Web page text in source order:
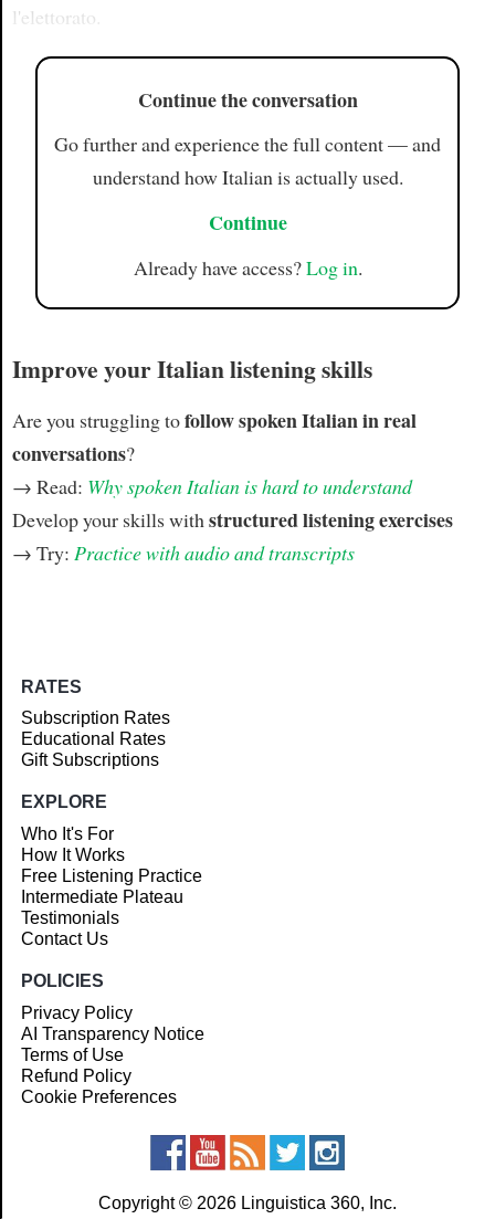
l'elettorato.
Continue the conversation
Go further and experience the full content — and
understand how Italian is actually used.
Continue
Already have access?Log in.
Improve your Italian listening skills
Are you struggling tofollow spoken Italian in real
conversations?
→ Read: Why spoken Italian is hard to understand
Develop your skills withstructured listening exercises
→ Try: Practice with audio and transcripts
RATES
Subscription Rates
Educational Rates
Gift Subscriptions
EXPLORE
Who It's For
How It Works
Free Listening Practice
Intermediate Plateau
Testimonials
Contact Us
POLICIES
Privacy Policy
AI Transparency Notice
Terms of Use
Refund Policy
Cookie Preferences
Copyright © 2026 Linguistica 360, Inc.